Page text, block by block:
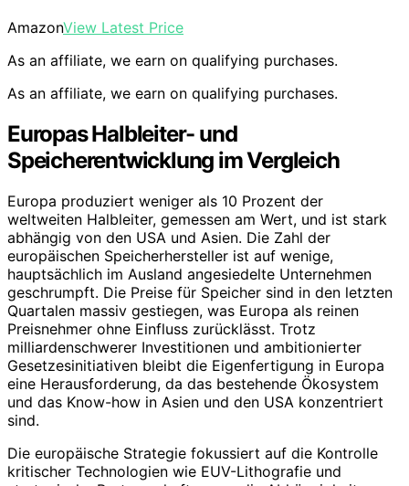
AmazonView Latest Price
As an affiliate, we earn on qualifying purchases.
As an affiliate, we earn on qualifying purchases.
Europas Halbleiter- und
Speicherentwicklung im Vergleich
Europa produziert weniger als 10 Prozent der
weltweiten Halbleiter, gemessen am Wert, und ist stark
abhängig von den USA und Asien. Die Zahl der
europäischen Speicherhersteller ist auf wenige,
hauptsächlich im Ausland angesiedelte Unternehmen
geschrumpft. Die Preise für Speicher sind in den letzten
Quartalen massiv gestiegen, was Europa als reinen
Preisnehmer ohne Einfluss zurücklässt. Trotz
milliardenschwerer Investitionen und ambitionierter
Gesetzesinitiativen bleibt die Eigenfertigung in Europa
eine Herausforderung, da das bestehende Ökosystem
und das Know-how in Asien und den USA konzentriert
sind.
Die europäische Strategie fokussiert auf die Kontrolle
kritischer Technologien wie EUV-Lithografie und